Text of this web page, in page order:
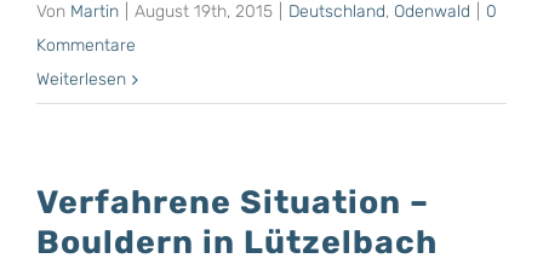
Von Martin August 19th, 2015 Deutschland, Odenwald
0
Kommentare
Weiterlesen
Verfahrene Situation –
Bouldern in Lützelbach